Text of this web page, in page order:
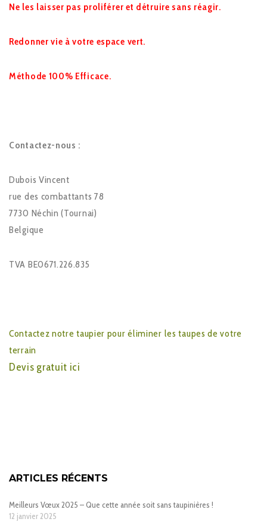
Ne les laisser pas proliférer et détruire sans réagir.
Redonner vie à votre espace vert.
Méthode 100% Efficace.
Contactez-nous :
Dubois Vincent
rue des combattants 78
7730 Néchin (Tournai)
Belgique
TVA BE0671.226.835
Contactez notre taupier pour éliminer les taupes de votre
terrain
Devis gratuit ici
ARTICLES RÉCENTS
Meilleurs Vœux 2025 – Que cette année soit sans taupinières !
12 janvier 2025